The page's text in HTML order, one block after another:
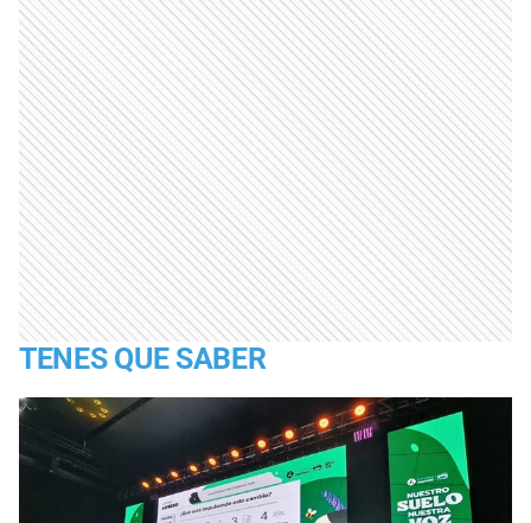
TENES QUE SABER